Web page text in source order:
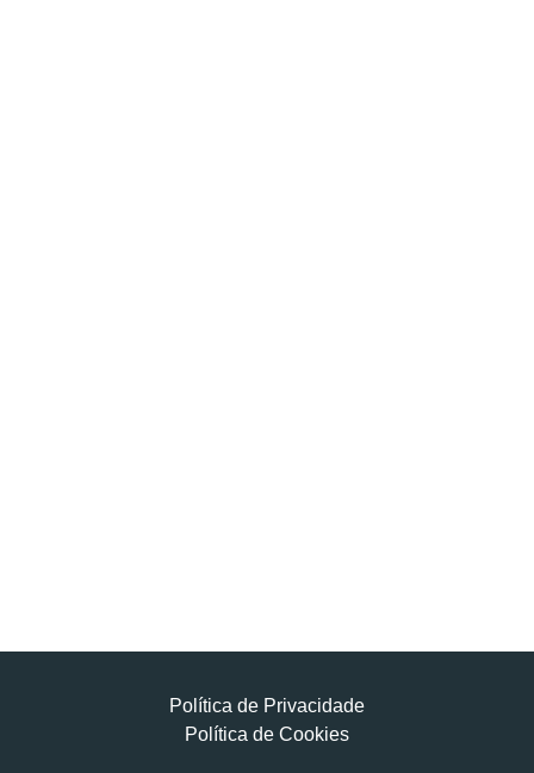
Política de Privacidade
Política de Cookies